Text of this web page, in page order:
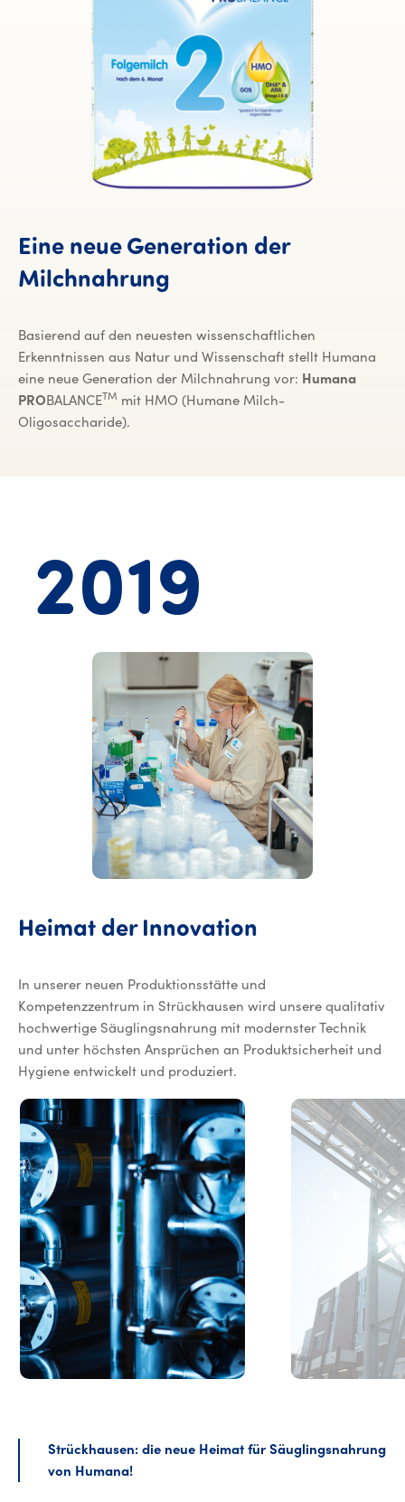
Eine neue Generation der
Milchnahrung
Basierend auf den neuesten wissenschaftlichen
Erkenntnissen aus Natur und Wissenschaft stellt Humana
eine neue Generation der Milchnahrung vor: Humana
PROBALANCETM mit HMO (Humane Milch-
Oligosaccharide).
2019
Heimat der Innovation
In unserer neuen Produktionsstätte und
Kompetenzzentrum in Strückhausen wird unsere qualitativ
hochwertige Säuglingsnahrung mit modernster Technik
und unter höchsten Ansprüchen an Produktsicherheit und
Hygiene entwickelt und produziert.
Strückhausen: die neue Heimat für Säuglingsnahrung
von Humana!